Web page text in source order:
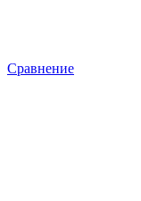
Сравнение